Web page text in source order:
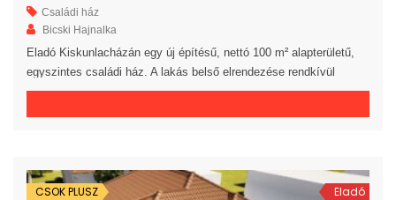
Családi ház
Bicski Hajnalka
Eladó Kiskunlacházán egy új építésű, nettó 100 m² alapterületű,
egyszintes családi ház. A lakás belső elrendezése rendkívül
praktikus és kényelmes 3 hálószoba, gardrób, fürdőszoba, külön
téglából, […]
CSOK PLUSZ
Eladó